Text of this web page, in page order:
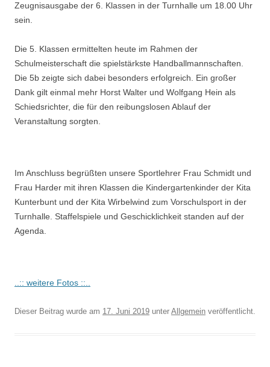
Zeugnisausgabe der 6. Klassen in der Turnhalle um 18.00 Uhr
sein.
Die 5. Klassen ermittelten heute im Rahmen der
Schulmeisterschaft die spielstärkste Handballmannschaften.
Die 5b zeigte sich dabei besonders erfolgreich. Ein großer
Dank gilt einmal mehr Horst Walter und Wolfgang Hein als
Schiedsrichter, die für den reibungslosen Ablauf der
Veranstaltung sorgten.
Im Anschluss begrüßten unsere Sportlehrer Frau Schmidt und
Frau Harder mit ihren Klassen die Kindergartenkinder der Kita
Kunterbunt und der Kita Wirbelwind zum Vorschulsport in der
Turnhalle. Staffelspiele und Geschicklichkeit standen auf der
Agenda.
..:: weitere Fotos ::..
Dieser Beitrag wurde am 17. Juni 2019 unter Allgemein veröffentlicht.